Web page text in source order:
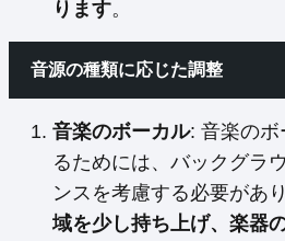
ります。
音源の種類に応じた調整
音楽のボーカル: 音楽のボ
るためには、バックグラ
ンスを考慮する必要があり
域を少し持ち上げ、楽器